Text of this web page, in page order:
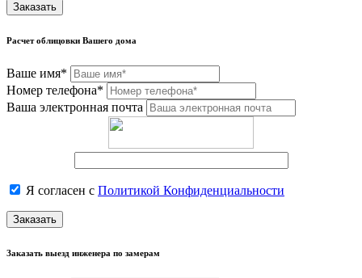
Заказать
Расчет облицовки Вашего дома
Ваше имя*
Номер телефона*
Ваша электронная почта
Я согласен с Политикой Конфиденциальности
Заказать
Заказать выезд инженера по замерам